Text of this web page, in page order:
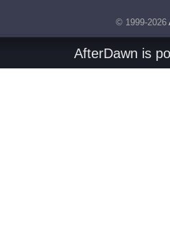
© 1999-2026
AfterDawn is